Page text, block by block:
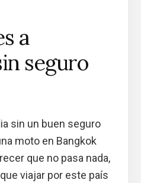
a
seguro
sin un buen seguro
moto en Bangkok
que no pasa nada,
viajar por este país